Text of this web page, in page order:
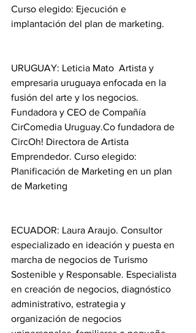
Curso elegido: Ejecución e
implantación del plan de marketing.
URUGUAY: Leticia Mato  Artista y
empresaria uruguaya enfocada en la
fusión del arte y los negocios.
Fundadora y CEO de Compañía
CirComedia Uruguay.Co fundadora de
CircOh! Directora de Artista
Emprendedor. Curso elegido:
Planificación de Marketing en un plan
de Marketing
ECUADOR: Laura Araujo. Consultor
especializado en ideación y puesta en
marcha de negocios de Turismo
Sostenible y Responsable. Especialista
en creación de negocios, diagnóstico
administrativo, estrategia y
organización de negocios